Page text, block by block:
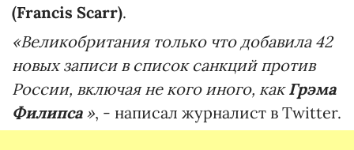
(Francis Scarr).
«Великобритания только что добавила 42
новых записи в список санкций против
России, включая не кого иного, какГрэма
Филипса», - написал журналист в Twitter.